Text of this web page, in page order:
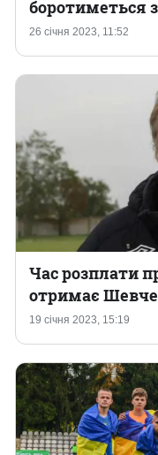
26 січня 2023, 11:52
боротиметься
19 січня 2023, 15:19
Час розплати
отримає